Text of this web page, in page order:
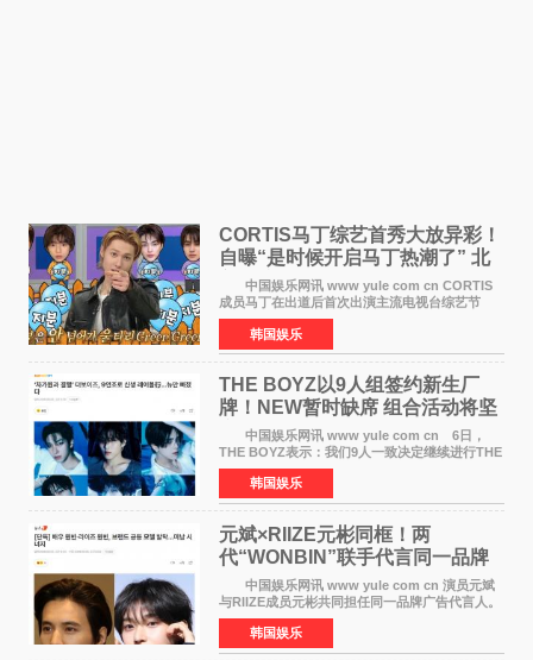
CORTIS马丁综艺首秀大放异彩！
自曝“是时候开启马丁热潮了” 北
美巡演火热进行中
中国娱乐网讯 www yule com cn CORTIS
成员马丁在出道后首次出演主流电视台综艺节
目，展现了多才多艺的魅力。 马丁出演了5日
播出的MBC《Radio Star》Fashion与Passion
之间，I&lsquo;m
韩国娱乐
THE BOYZ以9人组签约新生厂
牌！NEW暂时缺席 组合活动将坚
定不移继续
中国娱乐网讯 www yule com cn 6日，
THE BOYZ表示：我们9人一致决定继续进行THE
BOYZ组合活动，并且已经完成了组合团体活动
签约。目前正在新生厂牌下进行活动准备。尚未
离开THE BOYZ原所
韩国娱乐
元斌×RIIZE元彬同框！两
代“WONBIN”联手代言同一品牌
颜值天花板合体
中国娱乐网讯 www yule com cn 演员元斌
与RIIZE成员元彬共同担任同一品牌广告代言人。
6日据独家报道，继演员元斌之后，RIIZE元彬最
近也被选为某在线中介平台A公司的共同广告代言
人，两人将作
韩国娱乐